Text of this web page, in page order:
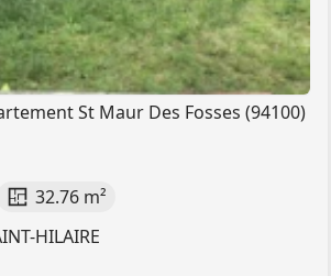
St Maur Des Fosses (94100)
32.76 m²
HILAIRE